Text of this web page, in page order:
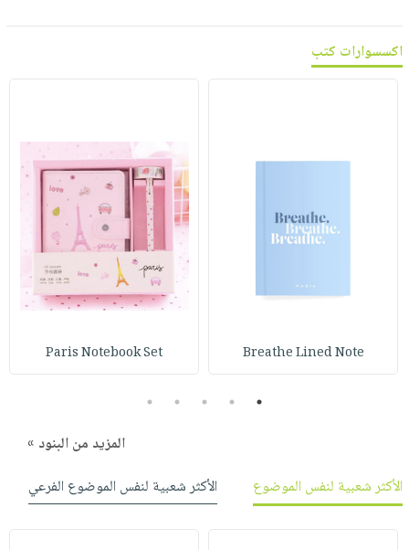
اكسسوارات كتب
Breathe Lined Note
Paris Notebook Set
1
2
3
4
5
المزيد من البنود »
الأكثر شعبية لنفس الموضوع
الأكثر شعبية لنفس الموضوع الفرعي